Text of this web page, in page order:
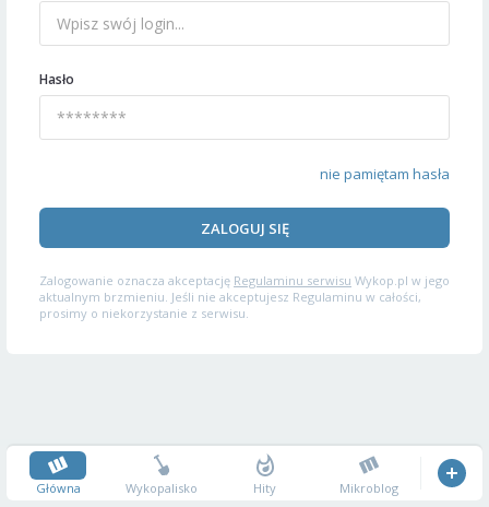
Hasło
nie pamiętam hasła
ZALOGUJ SIĘ
Zalogowanie oznacza akceptację Regulaminu serwisu Wykop.pl w jego
aktualnym brzmieniu. Jeśli nie akceptujesz Regulaminu w całości,
prosimy o niekorzystanie z serwisu.
Główna Wykopalisko Hity Mikroblog